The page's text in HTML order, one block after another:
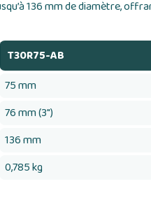
136 mm de diamètre,
T30R75-AB
75 mm
76 mm (3")
136 mm
0,785 kg